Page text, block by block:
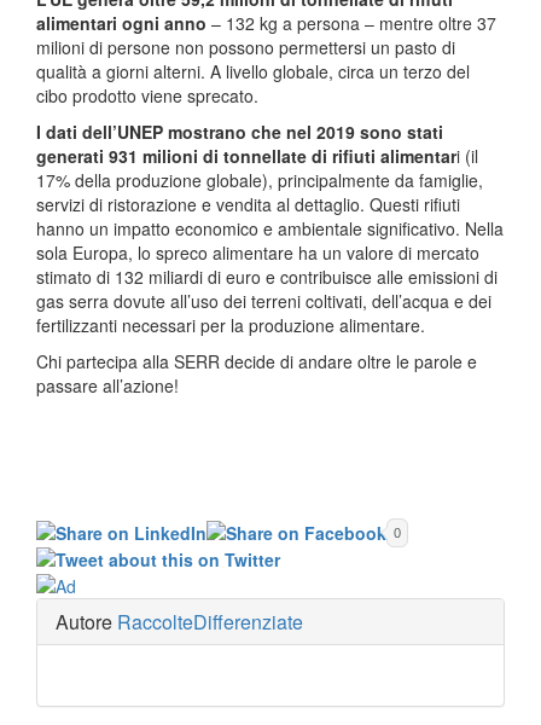
alimentari ogni anno – 132 kg a persona – mentre oltre 37
milioni di persone non possono permettersi un pasto di
qualità a giorni alterni. A livello globale, circa un terzo del
cibo prodotto viene sprecato.
I dati dell’UNEP mostrano che nel 2019 sono stati
generati 931 milioni di tonnellate di rifiuti alimentari (il
17% della produzione globale), principalmente da famiglie,
servizi di ristorazione e vendita al dettaglio. Questi rifiuti
hanno un impatto economico e ambientale significativo. Nella
sola Europa, lo spreco alimentare ha un valore di mercato
stimato di 132 miliardi di euro e contribuisce alle emissioni di
gas serra dovute all’uso dei terreni coltivati, dell’acqua e dei
fertilizzanti necessari per la produzione alimentare.
Chi partecipa alla SERR decide di andare oltre le parole e
passare all’azione!
0
Autore RaccolteDifferenziate